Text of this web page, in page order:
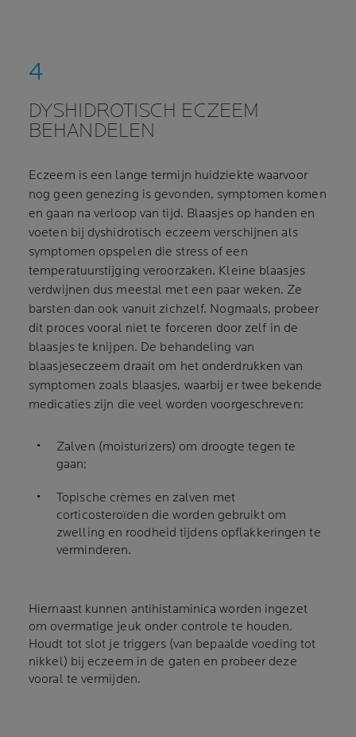
DYSHIDROTISCH ECZEEM
BEHANDELEN
Eczeem is een lange termijn huidziekte waarvoor
nog geen genezing is gevonden, symptomen komen
en gaan na verloop van tijd. Blaasjes op handen en
voeten bij dyshidrotisch eczeem verschijnen als
symptomen opspelen die stress of een
temperatuurstijging veroorzaken. Kleine blaasjes
verdwijnen dus meestal met een paar weken. Ze
barsten dan ook vanuit zichzelf. Nogmaals, probeer
dit proces vooral niet te forceren door zelf in de
blaasjes te knijpen. De behandeling van
blaasjeseczeem draait om het onderdrukken van
symptomen zoals blaasjes, waarbij er twee bekende
medicaties zijn die veel worden voorgeschreven:
Zalven (moisturizers) om droogte tegen te
gaan;
Topische crèmes en zalven met
corticosteroïden die worden gebruikt om
zwelling en roodheid tijdens opflakkeringen te
verminderen.
Hiernaast kunnen antihistaminica worden ingezet
om overmatige jeuk onder controle te houden.
Houdt tot slot je triggers (van bepaalde voeding tot
nikkel) bij eczeem in de gaten en probeer deze
vooral te vermijden.